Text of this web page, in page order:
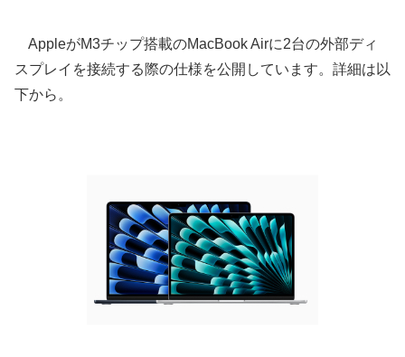
AppleがM3チップ搭載のMacBook Airに2台の外部ディ
スプレイを接続する際の仕様を公開しています。詳細は以
下から。